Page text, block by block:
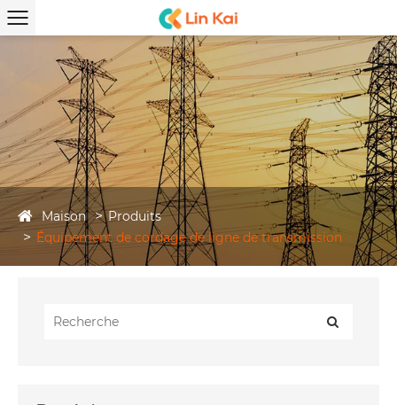
Maison
Produits
Équipement de cordage de ligne de transmission